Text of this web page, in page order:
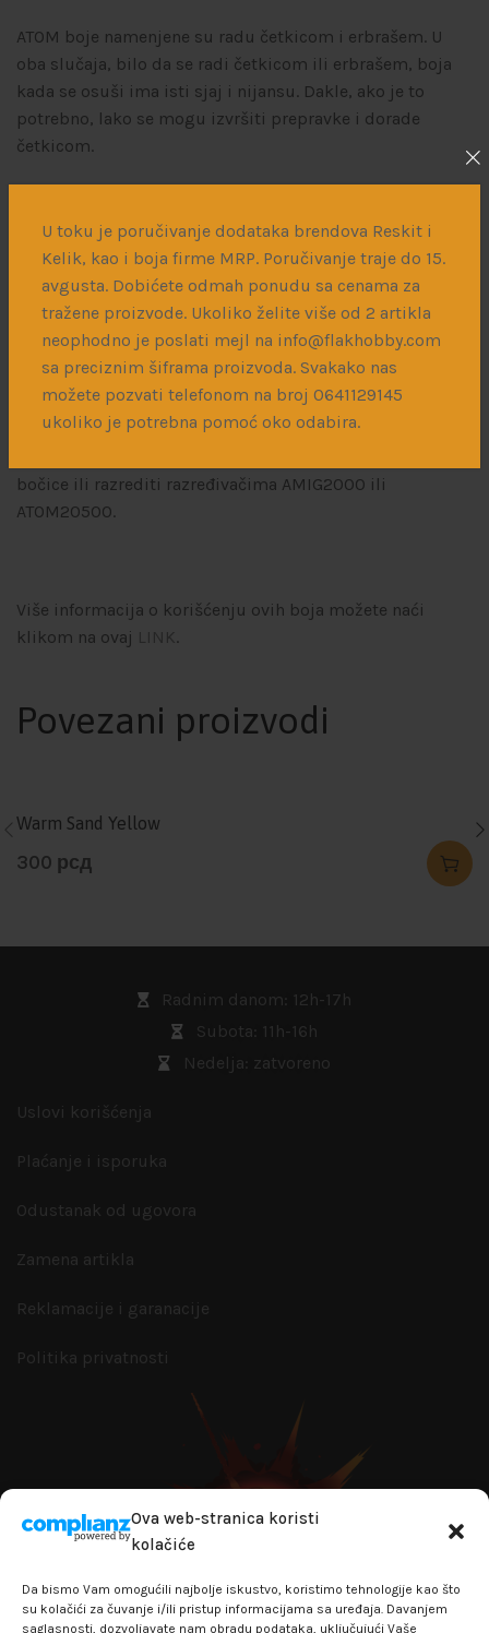
U toku je poručivanje dodataka brendova Reskit i
Kelik, kao i boja firme MRP. Poručivanje traje do 15.
avgusta. Dobićete odmah ponudu sa cenama za
tražene proizvode. Ukoliko želite više od 2 artikla
neophodno je poslati mejl na info@flakhobby.com
sa preciznim šiframa proizvoda. Svakako nas
možete pozvati telefonom na broj 0641129145
ukoliko je potrebna pomoć oko odabira.
Ova web-stranica koristi
kolačiće
Da bismo Vam omogućili najbolje iskustvo, koristimo tehnologije kao što
su kolačići za čuvanje i/ili pristup informacijama sa uređaja. Davanjem
saglasnosti, dozvoljavate nam obradu podataka, uključujući Vaše
ATOM boje namenjene su radu četkicom i erbrašem. U
oba slučaja, bilo da se radi četkicom ili erbrašem, boja
kada se osuši ima isti sjaj i nijansu. Dakle, ako je to
potrebno, lako se mogu izvršiti prepravke i dorade
četkicom.
dodir u roku od 10 min, a potpuno suva u roku od 24h) i
izdržljivost – što omogućava nanošenje akrilnih i emajl
sredstava preko. Moguće je naneti preko i agresivniju
hemiju, npr. sredstva za dekale, bez problema.
Nova serija boja dostupna je u bočicama novog dizajna
od 20mL koje je moguće otvoriti i zatvoriti jednom
bočice ili razrediti razređivačima AMIG2000 ili
ATOM20500.
Više informacija o korišćenju ovih boja možete naći
klikom na ovaj
.
Povezani proizvodi
Warm Sand Yellow
300 рсд
Radnim danom: 12h-17h
Subota: 11h-16h
Nedelja: zatvoreno
Uslovi korišćenja
Plaćanje i isporuka
Odustanak od ugovora
Zamena artikla
Reklamacije i garanacije
Politika privatnosti